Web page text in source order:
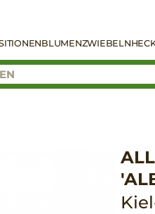
BLUMENZWIEBELN